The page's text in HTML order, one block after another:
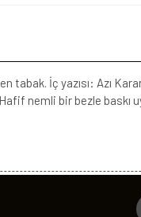
İç yazısı: Azı
nemli bir bezle